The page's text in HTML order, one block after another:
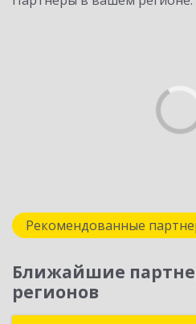
Рекомендованные
Ближайшие
регионов